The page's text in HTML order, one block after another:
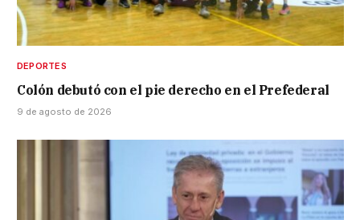
DEPORTES
Colón debutó con el pie derecho en el Prefederal
9 de agosto de 2026